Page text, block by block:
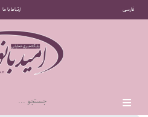
فارسی ارتباط با ما